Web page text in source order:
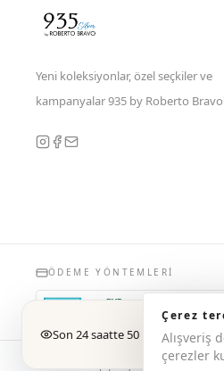
Son 24 saatte 50 kişi baktı
Yeni koleksiyonlar, özel seçkiler ve
kampanyalar 935 by Roberto
ÖDEME YÖNTEMLERI
© 2026 Copyright 935 by
Çerez
Alışveriş
çerezler